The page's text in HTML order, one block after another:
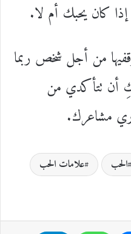
إذا كان يحبك أم لا.
من أجل شخص ربما
أن تتأكدي من
مشاعرك.
الحب
علامات الحب